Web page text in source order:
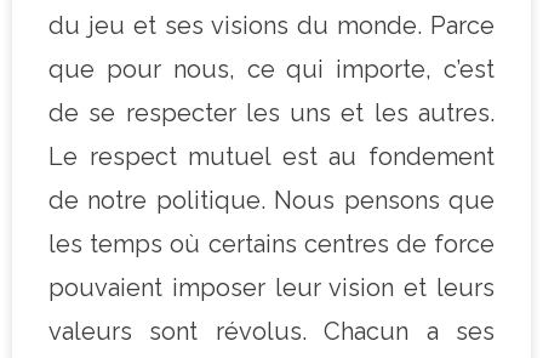
du jeu et ses visions du monde. Parce
que pour nous, ce qui importe, c’est
de se respecter les uns et les autres.
Le respect mutuel est au fondement
de notre politique. Nous pensons que
les temps où certains centres de force
pouvaient imposer leur vision et leurs
valeurs sont révolus. Chacun a ses